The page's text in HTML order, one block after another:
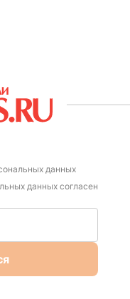
данных
данных согласен